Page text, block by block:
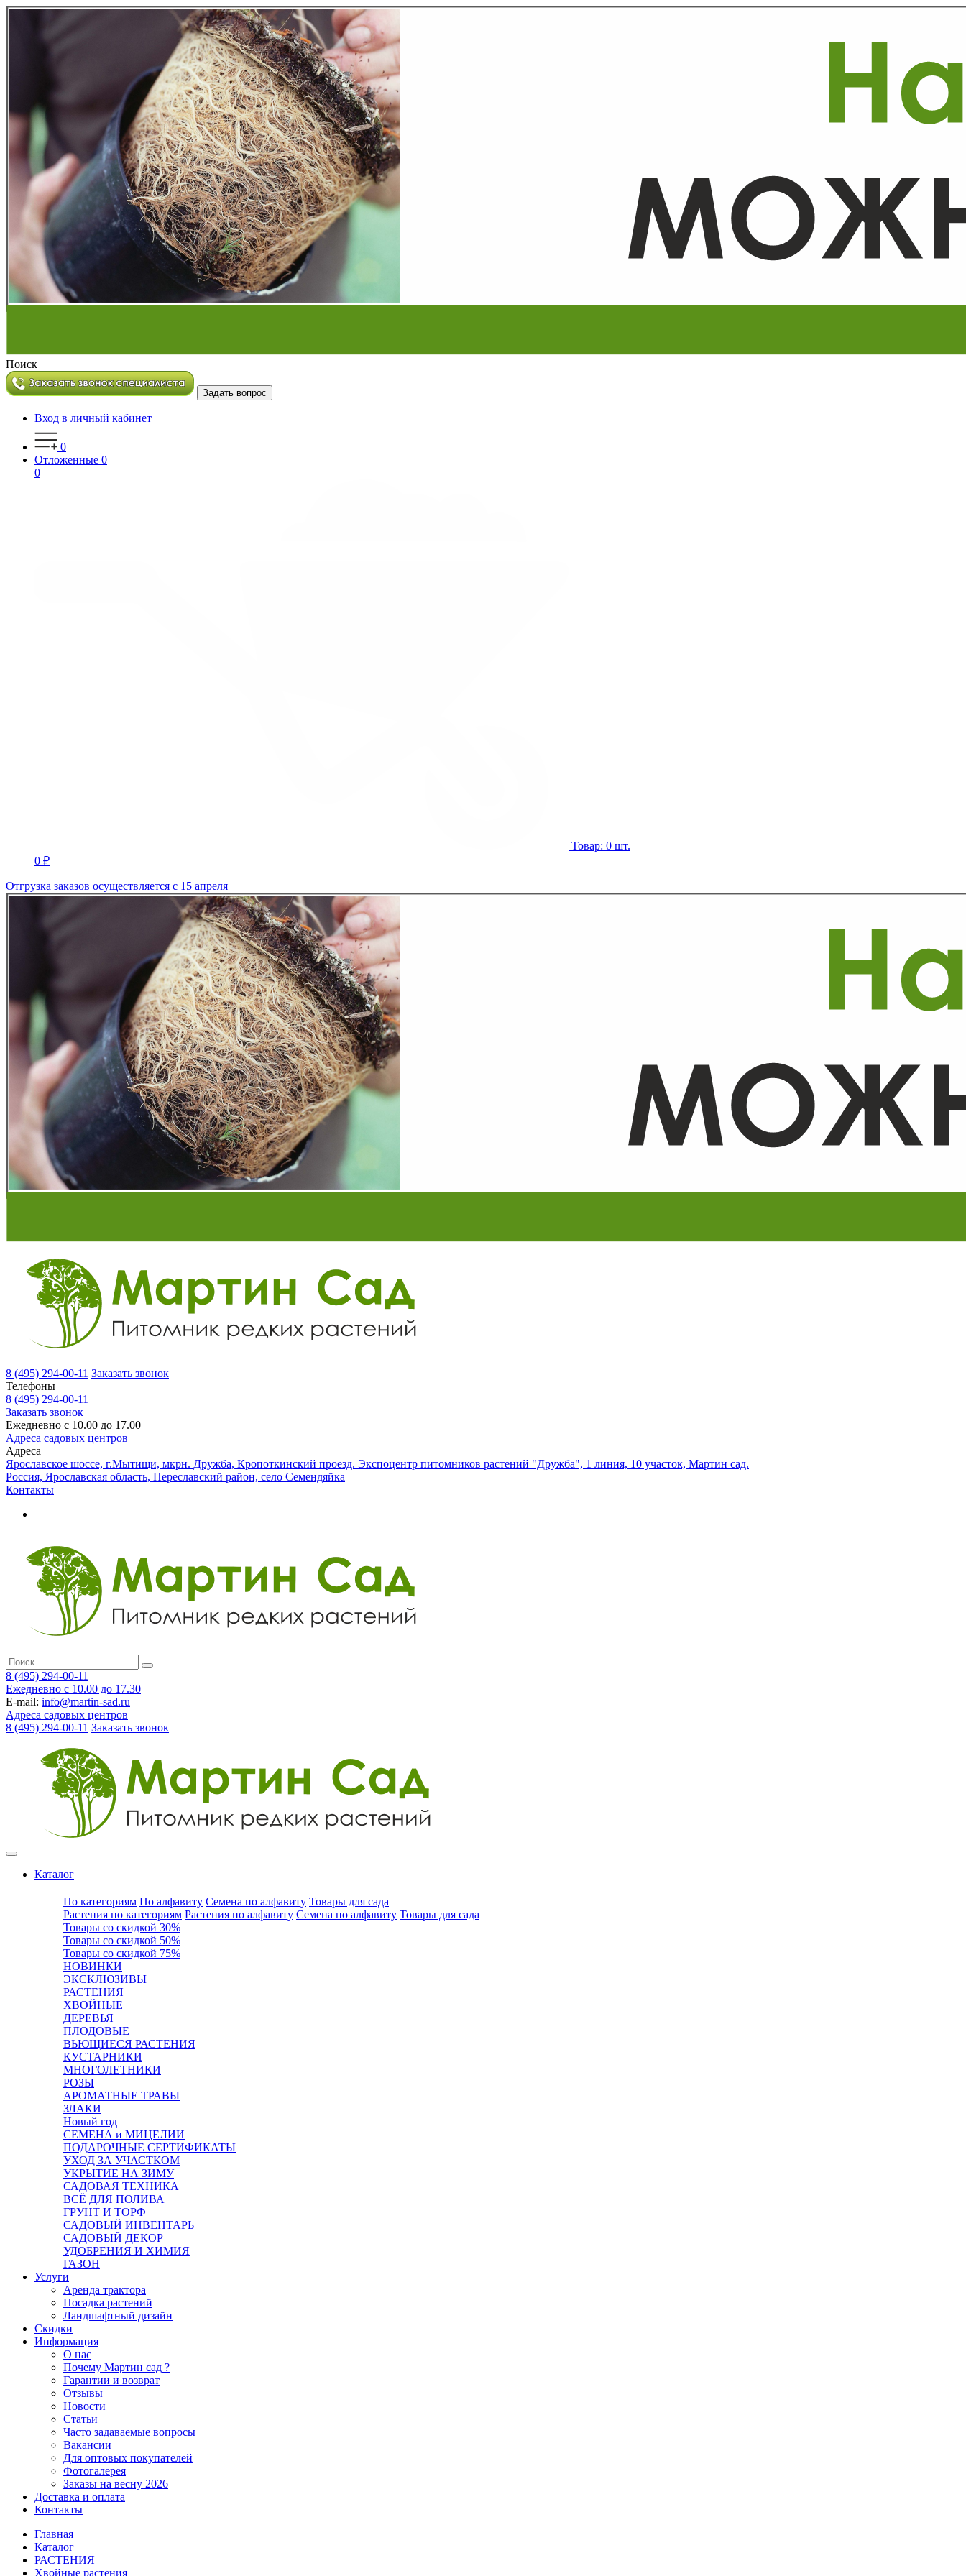
Поиск
Задать вопрос
Вход в личный кабинет
0
Отложенные 0
0
Товар: 0 шт.
0 ₽
Отгрузка заказов осуществляется с 15 апреля
8 (495) 294-00-11 Заказать звонок
Телефоны
8 (495) 294-00-11
Заказать звонок
Ежедневно с 10.00 до 17.00
Адреса садовых центров
Адреса
Ярославское шоссе, г.Мытищи, мкрн. Дружба, Кропоткинский проезд. Экспоцентр питомников растений "Дружба", 1 линия, 10 участок, Мартин сад.
Россия, Ярославская область, Переславский район, село Семендяйка
Контакты
8 (495) 294-00-11
Ежедневно с 10.00 до 17.30
E-mail: info@martin-sad.ru
Адреса садовых центров
8 (495) 294-00-11 Заказать звонок
Каталог
По категориям По алфавиту Семена по алфавиту Товары для сада
Растения по категориям Растения по алфавиту Семена по алфавиту Товары для сада
Товары со скидкой 30%
Товары со скидкой 50%
Товары со скидкой 75%
НОВИНКИ
ЭКСКЛЮЗИВЫ
РАСТЕНИЯ
ХВОЙНЫЕ
ДЕРЕВЬЯ
ПЛОДОВЫЕ
ВЬЮЩИЕСЯ РАСТЕНИЯ
КУСТАРНИКИ
МНОГОЛЕТНИКИ
РОЗЫ
АРОМАТНЫЕ ТРАВЫ
ЗЛАКИ
Новый год
СЕМЕНА и МИЦЕЛИИ
ПОДАРОЧНЫЕ СЕРТИФИКАТЫ
УХОД ЗА УЧАСТКОМ
УКРЫТИЕ НА ЗИМУ
САДОВАЯ ТЕХНИКА
ВСЁ ДЛЯ ПОЛИВА
ГРУНТ И ТОРФ
САДОВЫЙ ИНВЕНТАРЬ
САДОВЫЙ ДЕКОР
УДОБРЕНИЯ И ХИМИЯ
ГАЗОН
Услуги
Аренда трактора
Посадка растений
Ландшафтный дизайн
Скидки
Информация
О нас
Почему Мартин сад ?
Гарантии и возврат
Отзывы
Новости
Статьи
Часто задаваемые вопросы
Вакансии
Для оптовых покупателей
Фотогалерея
Заказы на весну 2026
Доставка и оплата
Контакты
Главная
Каталог
РАСТЕНИЯ
Хвойные растения